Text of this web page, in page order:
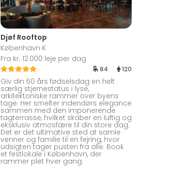
Djøf Rooftop
København K
Fra kr. 12.000 leje per dag
84 120
Giv din 60 års fødselsdag en helt
særlig stjernestatus i lyse,
arkitektoniske rammer over byens
tage. Her smelter indendørs elegance
sammen med den imponerende
tagterrasse, hvilket skaber en luftig og
eksklusiv atmosfære til din store dag.
Det er det ultimative sted at samle
venner og familie til en fejring, hvor
udsigten tager pusten fra alle. Book
et festlokale i København, der
rammer plet hver gang.